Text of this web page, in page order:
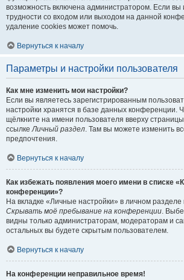
возможность включена администратором. Если вы
трудности со входом или выходом на данной
удаление cookies может помочь.
Вернуться к началу
Параметры и настройки пользователя
Как мне изменить мои настройки?
Если вы являетесь зарегистрированным
настройки хранятся в базе данных конференции.
щёлкните на имени пользователя вверху
ссылкеЛичный раздел. Там вы можете изменить
предпочтения.
Вернуться к началу
Как избежать появления моего имени в списке
конференции»?
На вкладке «Личные настройки» в личном
Скрывать моё пребывание на конференции.
видны только администраторам, модераторам и
остальных вы будете скрытым пользователем.
Вернуться к началу
На конференции неправильное время!